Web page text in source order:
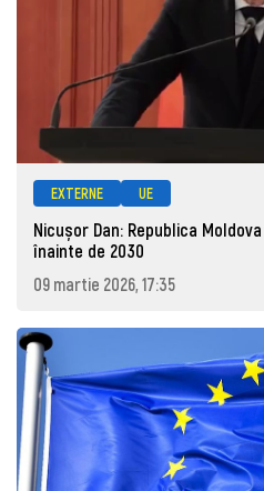
EXTERNE UE
Nicușor Dan: Republica
înainte de 2030
09 martie 2026, 17:35